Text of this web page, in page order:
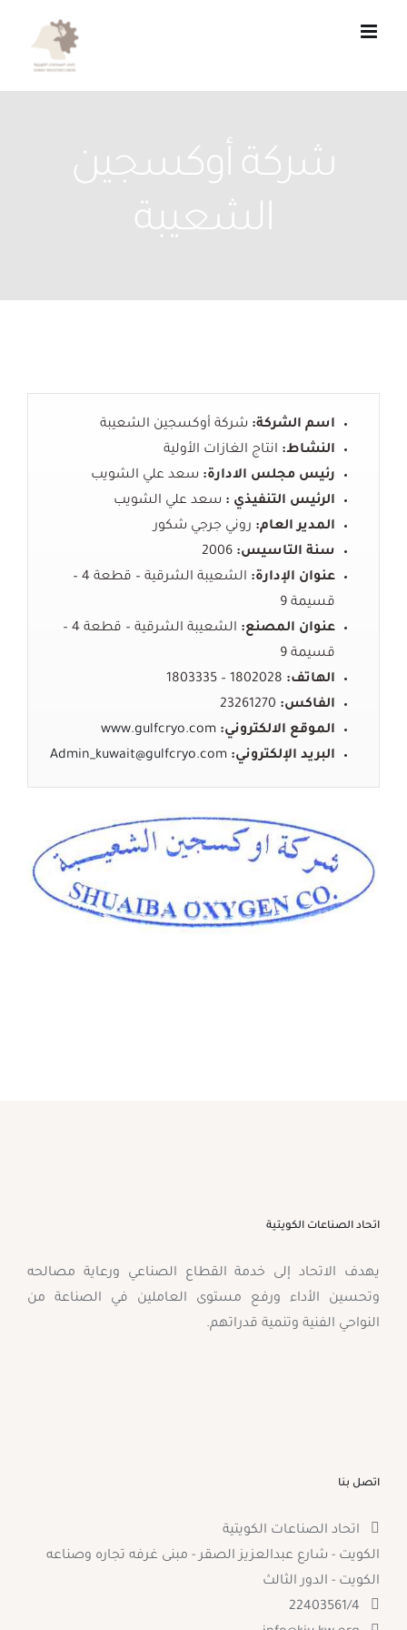
شركة أوكسجين
الشعيبة
اسم الشركة: شركة أوكسجين الشعيبة
النشاط: انتاج الغازات الأولية
رئيس مجلس الادارة: سعد علي الشويب
الرئيس التنفيذي : سعد علي الشويب
المدير العام: روني جرجي شكور
سنة التاسيس: 2006
عنوان الإدارة: الشعيبة الشرقية– قطعة4 –
قسيمة9
عنوان المصنع: الشعيبة الشرقية– قطعة4 –
قسيمة9
الهاتف:
الفاكس: 23261270
الموقع الالكتروني: www.gulfcryo.com
البريد الإلكتروني:
Admin_kuwait@gulfcryo.com
اتحاد الصناعات الكويتية
يهدف الاتحاد إلى خدمة القطاع الصناعي ورعاية مصالحه
وتحسين الأداء ورفع مستوى العاملين في الصناعة من
النواحي الفنية وتنمية قدراتهم.
اتصل بنا
اتحاد الصناعات الكويتية
الكويت - شارع عبدالعزيز الصقر - مبنى غرفه تجاره وصناعه
الكويت - الدور الثالث
22403561/4